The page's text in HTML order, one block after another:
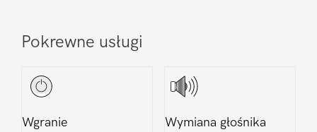
Pokrewne usługi
Wgranie
Wymiana głośnika